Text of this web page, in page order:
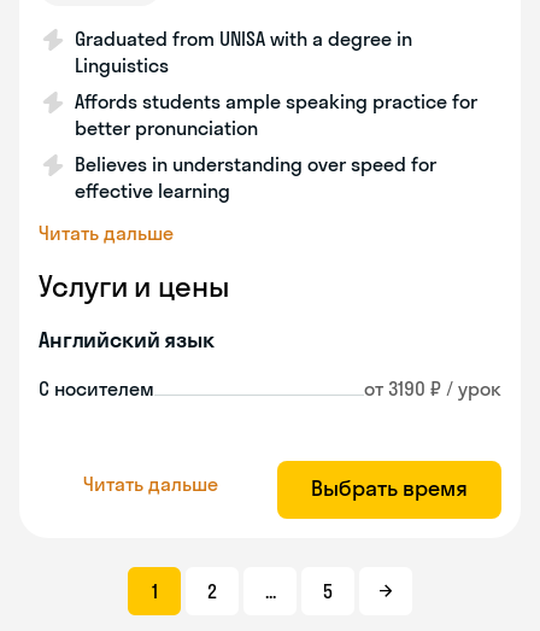
Graduated from UNISA with a degree in
Linguistics
Affords students ample speaking practice for
better pronunciation
Believes in understanding over speed for
effective learning
Читать дальше
Услуги и цены
Английский язык
С носителем от 3190 ₽ / урок
Читать дальше Выбрать время
1 2 ... 5